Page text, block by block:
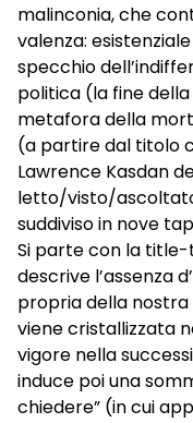
malinconia, che
valenza:
specchio
politica (la fine
metafora della
(a partire dal titolo
Lawrence Kasdan
letto/visto/
suddiviso in nove
Si parte con la title-
descrive l’assenza
propria della nostra
viene cristallizzata
vigore nella
induce poi una
chiedere” (in cui